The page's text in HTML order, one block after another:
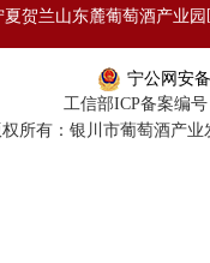
夏贺兰山东麓葡萄酒产业
宁公网安
工信部ICP备案编号
所有：银川市葡萄酒产